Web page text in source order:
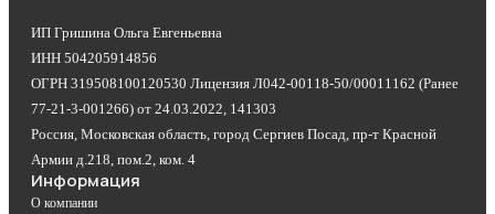
ИП Гришина Ольга Евгеньевна
ИНН 504205914856
ОГРН 319508100120530 Лицензия Л042-00118-50/00011162 (Ранее
77-21-3-001266) от 24.03.2022, 141303
Россия, Московская область, город Сергиев Посад, пр-т Красной
Армии д.218, пом.2, ком. 4
Информация
О компании